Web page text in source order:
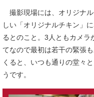
撮影現場には、オリジナ
しい「オリジナルチキン」
るとのこと。3人ともカメラ
てなので最初は若干の緊張
くると、いつも通りの堂々
うです。